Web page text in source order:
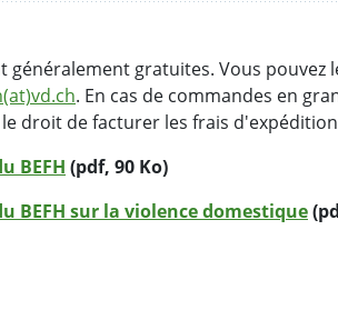
gratuites. Vous pouvez
. En cas de commandes en
droit de facturer les frais
BEFH (pdf, 90 Ko)
BEFH sur la violence domestique